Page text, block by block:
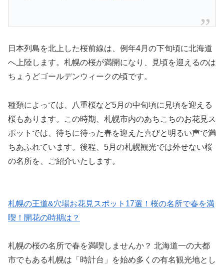
日本列島を北上した桜前線は、例年4月の下旬頃に北海道
へ上陸します。札幌の桜が満開になり、見頃を迎えるのは
ちょうどゴールデンウィークの頃です。
種類によっては、八重桜など5月の中旬頃に見頃を迎える
桜もあります。この時期、札幌市内のあちこちのお花見ス
ポットでは、待ちに待った春を迎えた喜びと明るい声で満
ちあふれています。後程、5月の札幌観光では外せない桜
の名所を、ご紹介いたします。
札幌の王道&穴場お花見スポット17選！桜の名所で春を満
喫！開花の時期は？
札幌の桜の名所で春を満喫しませんか？ 北海道一の大都
市でもある札幌は「時計台」を始め多くの有名観光地とし